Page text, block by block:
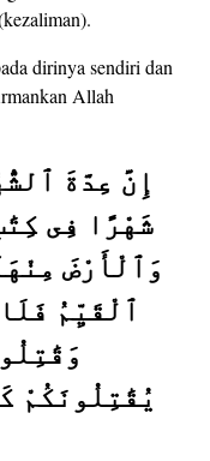
dirinya sendiri dan
Allah
إِنَّ عِدَّةَ
شَهْرًا فِى
وَٱلْأَرْضَ
ٱلْقَيِّمُ
يُقَٰتِلُونَكُمْ